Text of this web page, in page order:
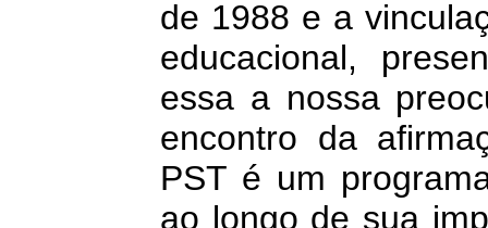
de 1988 e a
educacional,
essa a nossa
encontro da
PST é um
ao longo de sua